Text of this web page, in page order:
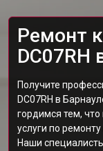
Ремонт
DC07RH
Получите
DC07RH в
гордимся тем,
услуги по
Наши